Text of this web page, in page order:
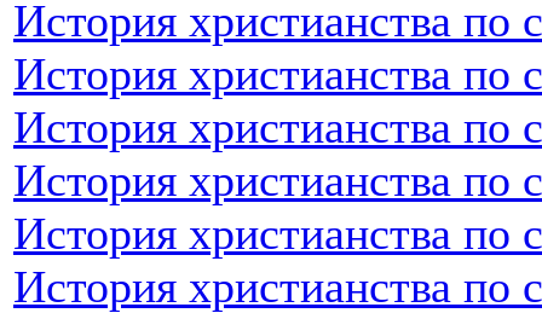
История христианства по
История христианства по
История христианства
История христианства по
История христианства по
История христианства по